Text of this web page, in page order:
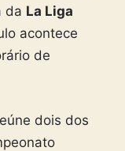
da La Liga
acontece
de
dois dos